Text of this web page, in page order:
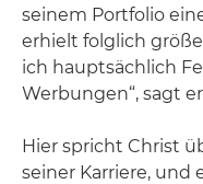
seinem Portfolio
erhielt folglich
ich hauptsächlich
Werbungen“, sagt
Hier spricht Christ
seiner Karriere, und